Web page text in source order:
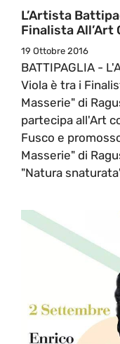
L’Artista
Finalista All’Art
19 Ottobre 2016
BATTIPAGLIA -
Viola è tra i
Masserie" di
partecipa all'Art
Fusco e
Masserie" di
"Natura